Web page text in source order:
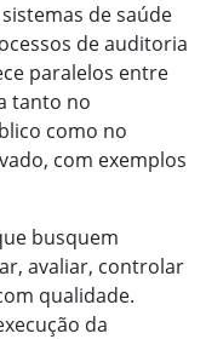
de saúde
de auditoria
paralelos entre
tanto no
como no
com exemplos
busquem
avaliar, controlar
qualidade.
da